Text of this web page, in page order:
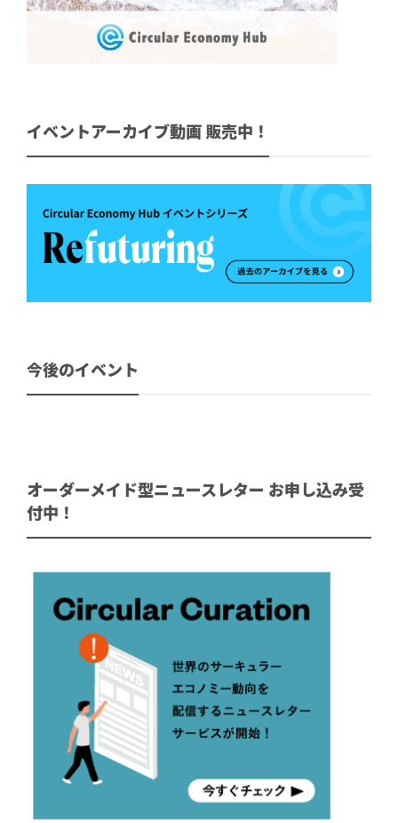
イベントアーカイブ動画 販売中！
今後のイベント
オーダーメイド型ニュースレター お申し込み受
付中！